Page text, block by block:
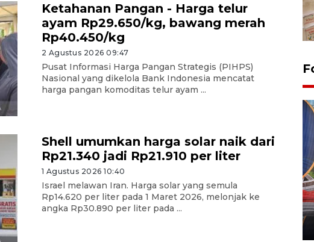
Ketahanan Pangan - Harga telur
ayam Rp29.650/kg, bawang merah
Rp40.450/kg
2 Agustus 2026 09:47
Pusat Informasi Harga Pangan Strategis (PIHPS)
Nasional yang dikelola Bank Indonesia mencatat
harga pangan komoditas telur ayam ...
Shell umumkan harga solar naik dari
Rp21.340 jadi Rp21.910 per liter
1 Agustus 2026 10:40
Israel melawan Iran. Harga solar yang semula
Rp14.620 per liter pada 1 Maret 2026, melonjak ke
angka Rp30.890 per liter pada ...
Komisi V DPR tinjau
perlintasan sebidang di
Stasiun Bogor